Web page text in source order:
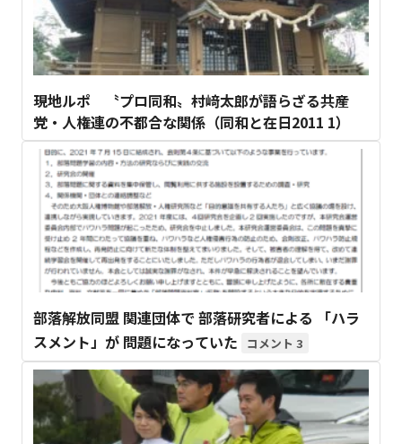
現地ルポ 〝プロ同和〟村﨑太郎が語らざる共産
党・人権連の不都合な関係（同和と在日2011 1）
部落解放同盟 関連団体で 部落研究者による 「ハラ
スメント」が 問題になっていた
3